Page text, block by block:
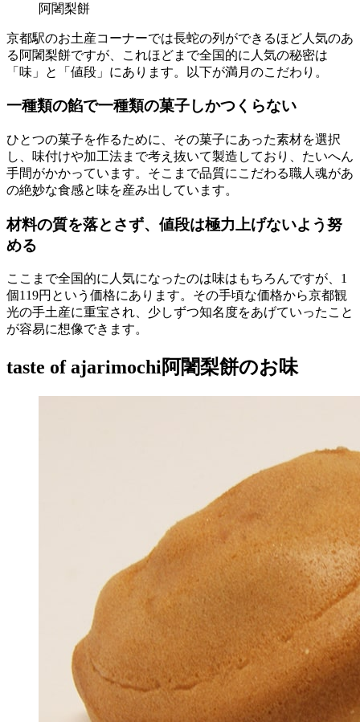
阿闍梨餅
京都駅のお土産コーナーでは長蛇の列ができるほど人気のあ
る阿闍梨餅ですが、これほどまで全国的に人気の秘密は
「味」と「値段」にあります。以下が満月のこだわり。
一種類の餡で一種類の菓子しかつくらない
ひとつの菓子を作るために、その菓子にあった素材を選択
し、味付けや加工法まで考え抜いて製造しており、たいへん
手間がかかっています。そこまで品質にこだわる職人魂があ
の絶妙な食感と味を産み出しています。
材料の質を落とさず、値段は極力上げないよう努
める
ここまで全国的に人気になったのは味はもちろんですが、1
個119円という価格にあります。その手頃な価格から京都観
光の手土産に重宝され、少しずつ知名度をあげていったこと
が容易に想像できます。
taste of ajarimochi阿闍梨餅のお味